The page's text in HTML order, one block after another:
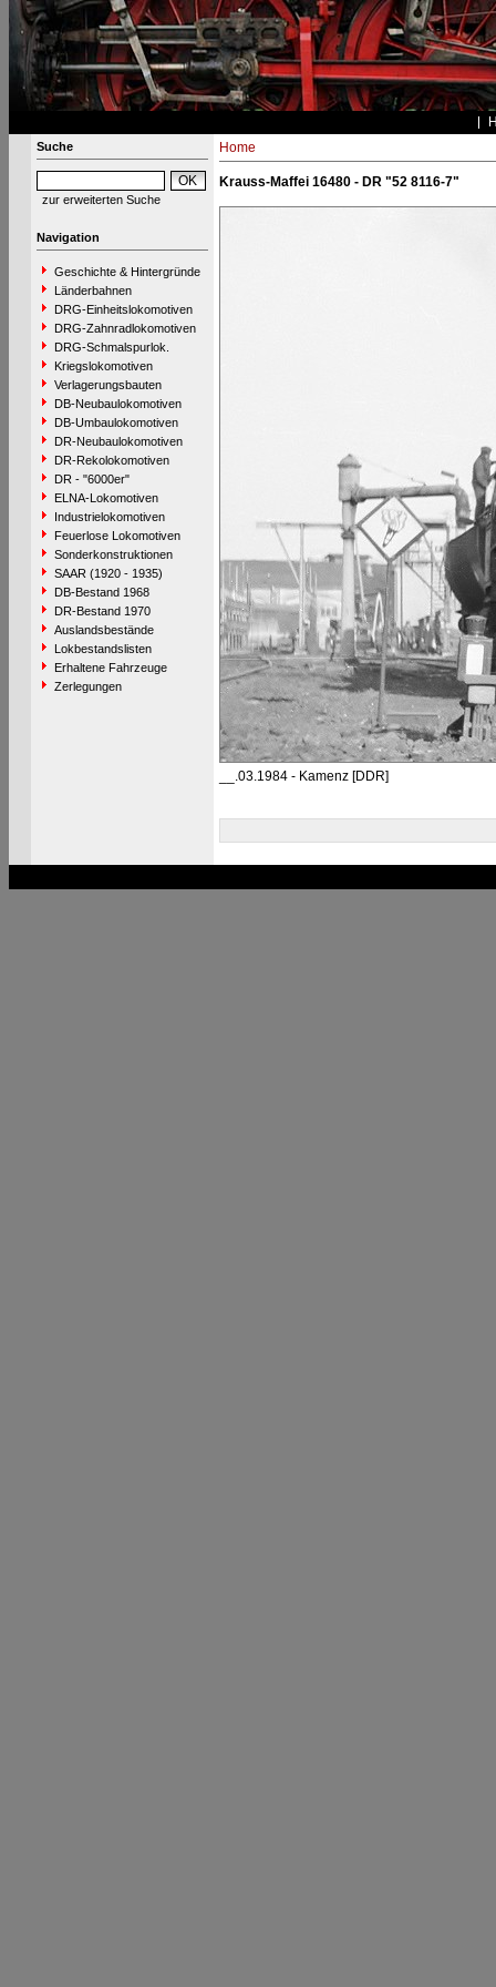
Suche
zur erweiterten Suche
Navigation
Geschichte & Hintergründe
Länderbahnen
DRG-Einheitslokomotiven
DRG-Zahnradlokomotiven
DRG-Schmalspurlok.
Kriegslokomotiven
Verlagerungsbauten
DB-Neubaulokomotiven
DB-Umbaulokomotiven
DR-Neubaulokomotiven
DR-Rekolokomotiven
DR - "6000er"
ELNA-Lokomotiven
Industrielokomotiven
Feuerlose Lokomotiven
Sonderkonstruktionen
SAAR (1920 - 1935)
DB-Bestand 1968
DR-Bestand 1970
Auslandsbestände
Lokbestandslisten
Erhaltene Fahrzeuge
Zerlegungen
Home
Krauss-Maffei 16480 - DR "52 8116-7"
__.03.1984 - Kamenz [DDR]